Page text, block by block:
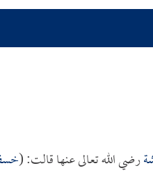
رضي الله تعالى عنها قالت: (